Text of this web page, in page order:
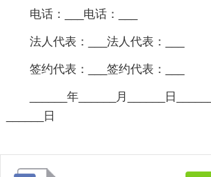
电话：___电话：___
法人代表：___法人代表：___
签约代表：___签约代表：___
______年______月______日
______日